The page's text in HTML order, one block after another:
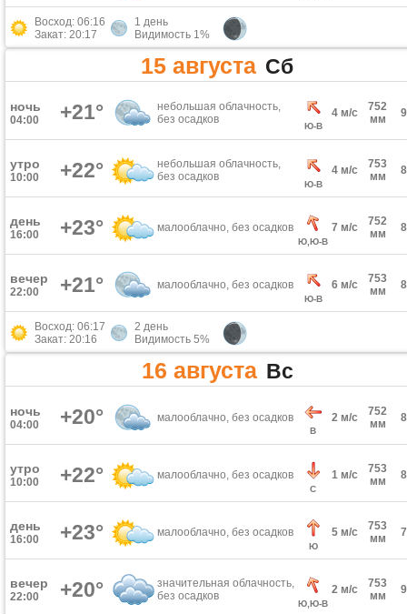
Восход: 06:16
Закат: 20:17
1 день
Видимость 1%
15 августа Сб
ночь
04:00 +21°
небольшая облачность,
без осадков
Ю-В
4 м/с
752
мм
утро
10:00 +22°
небольшая облачность,
без осадков
Ю-В
4 м/с
753
мм
день
16:00 +23° малооблачно, без осадков
Ю,Ю-В
7 м/с
752
мм
вечер
22:00 +21° малооблачно, без осадков
Ю-В
6 м/с
753
мм
Восход: 06:17
Закат: 20:16
2 день
Видимость 5%
16 августа Вс
ночь
04:00 +20° малооблачно, без осадков
В
2 м/с
752
мм
утро
10:00 +22° малооблачно, без осадков
С
1 м/с
753
мм
день
16:00 +23° малооблачно, без осадков
Ю
5 м/с
753
мм
вечер
22:00 +20°
значительная облачность,
без осадков
Ю,Ю-В
2 м/с
753
мм